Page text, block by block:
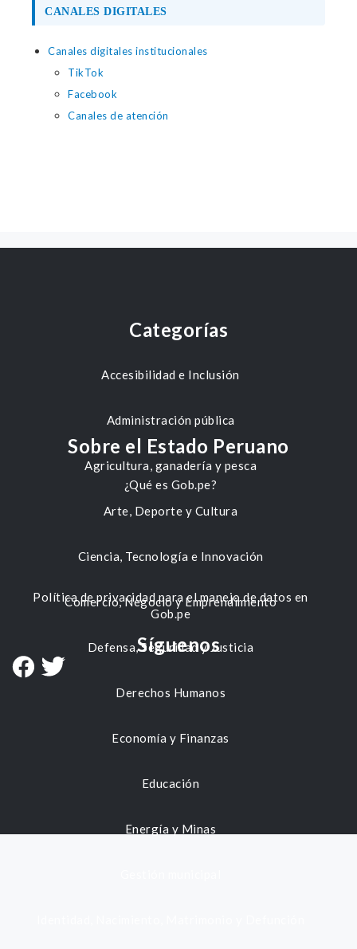
CANALES DIGITALES
Canales digitales institucionales
TikTok
Facebook
Canales de atención
Categorías
Accesibilidad e Inclusión
Administración pública
Agricultura, ganadería y pesca
Arte, Deporte y Cultura
Ciencia, Tecnología e Innovación
Comercio, Negocio y Emprendimiento
Defensa, Seguridad y Justicia
Derechos Humanos
Economía y Finanzas
Educación
Energía y Minas
Sobre el Estado Peruano
¿Qué es Gob.pe?
Política de privacidad para el manejo de datos en
Gob.pe
Síguenos